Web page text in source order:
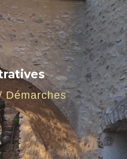
Démarches